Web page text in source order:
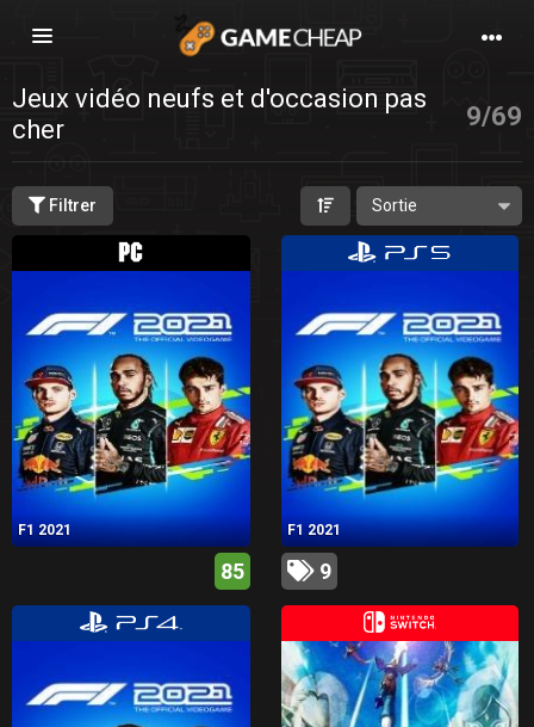
Basculer
navigation
Jeux vidéo neufs et d'occasion pas
cher
9/69
Filtrer
F1 2021
85
F1 2021
9